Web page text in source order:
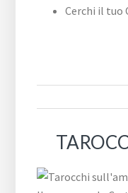
Cerchi il tuo